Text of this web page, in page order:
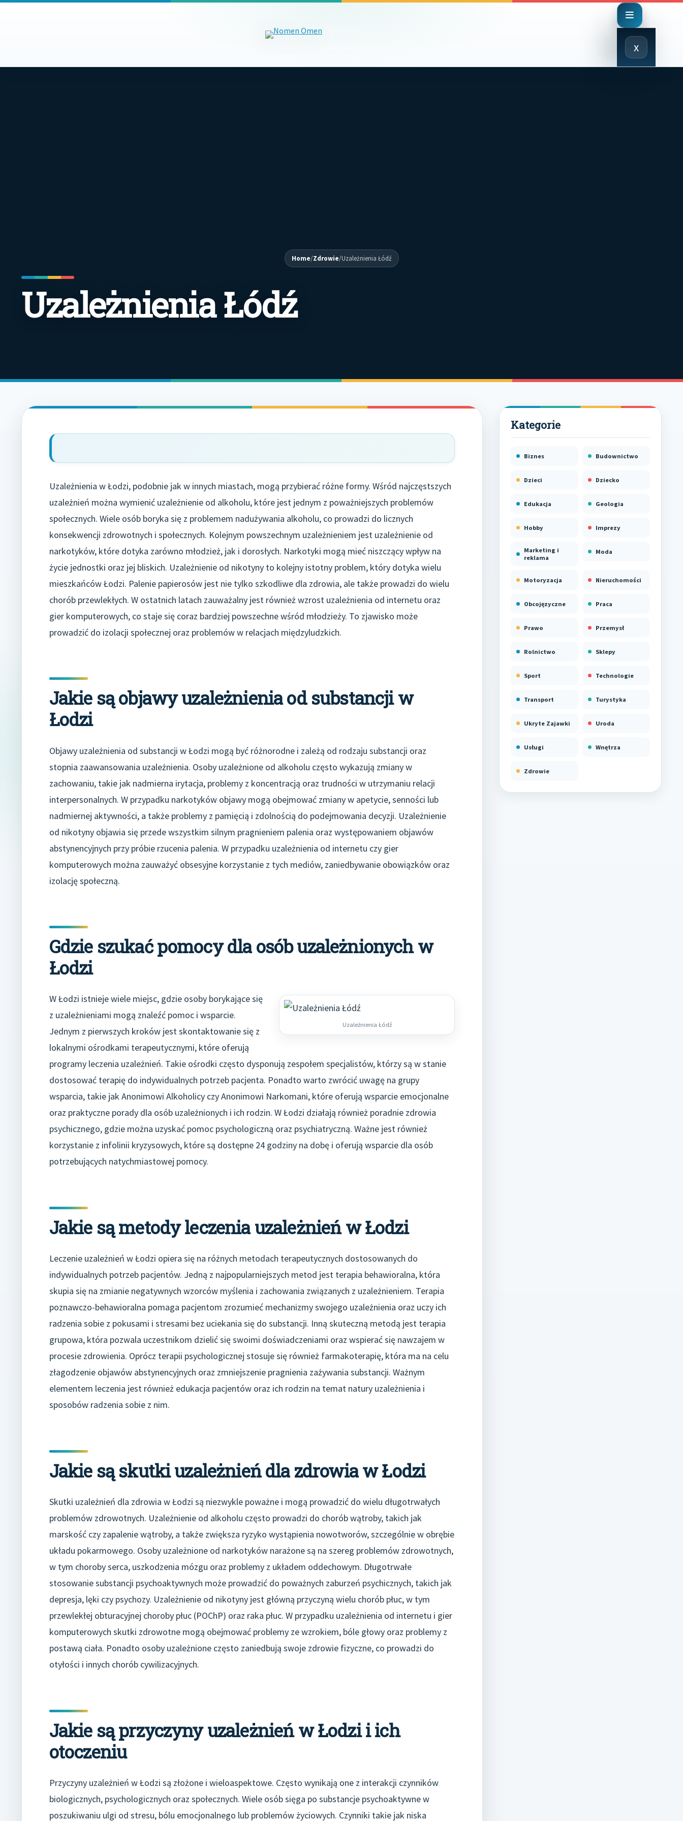
x
Close
Menu
Home/Zdrowie/Uzależnienia Łódź
Uzależnienia Łódź
Uzależnienia w Łodzi, podobnie jak w innych miastach, mogą przybierać różne formy. Wśród najczęstszych
uzależnień można wymienić uzależnienie od alkoholu, które jest jednym z poważniejszych problemów
społecznych. Wiele osób boryka się z problemem nadużywania alkoholu, co prowadzi do licznych
konsekwencji zdrowotnych i społecznych. Kolejnym powszechnym uzależnieniem jest uzależnienie od
narkotyków, które dotyka zarówno młodzież, jak i dorosłych. Narkotyki mogą mieć niszczący wpływ na
życie jednostki oraz jej bliskich. Uzależnienie od nikotyny to kolejny istotny problem, który dotyka wielu
mieszkańców Łodzi. Palenie papierosów jest nie tylko szkodliwe dla zdrowia, ale także prowadzi do wielu
chorób przewlekłych. W ostatnich latach zauważalny jest również wzrost uzależnienia od internetu oraz
gier komputerowych, co staje się coraz bardziej powszechne wśród młodzieży. To zjawisko może
prowadzić do izolacji społecznej oraz problemów w relacjach międzyludzkich.
Jakie są objawy uzależnienia od substancji w
Łodzi
Objawy uzależnienia od substancji w Łodzi mogą być różnorodne i zależą od rodzaju substancji oraz
stopnia zaawansowania uzależnienia. Osoby uzależnione od alkoholu często wykazują zmiany w
zachowaniu, takie jak nadmierna irytacja, problemy z koncentracją oraz trudności w utrzymaniu relacji
interpersonalnych. W przypadku narkotyków objawy mogą obejmować zmiany w apetycie, senności lub
nadmiernej aktywności, a także problemy z pamięcią i zdolnością do podejmowania decyzji. Uzależnienie
od nikotyny objawia się przede wszystkim silnym pragnieniem palenia oraz występowaniem objawów
abstynencyjnych przy próbie rzucenia palenia. W przypadku uzależnienia od internetu czy gier
komputerowych można zauważyć obsesyjne korzystanie z tych mediów, zaniedbywanie obowiązków oraz
izolację społeczną.
Gdzie szukać pomocy dla osób uzależnionych w
Łodzi
Uzależnienia Łódź
W Łodzi istnieje wiele miejsc, gdzie osoby borykające się
z uzależnieniami mogą znaleźć pomoc i wsparcie.
Jednym z pierwszych kroków jest skontaktowanie się z
lokalnymi ośrodkami terapeutycznymi, które oferują
programy leczenia uzależnień. Takie ośrodki często dysponują zespołem specjalistów, którzy są w stanie
dostosować terapię do indywidualnych potrzeb pacjenta. Ponadto warto zwrócić uwagę na grupy
wsparcia, takie jak Anonimowi Alkoholicy czy Anonimowi Narkomani, które oferują wsparcie emocjonalne
oraz praktyczne porady dla osób uzależnionych i ich rodzin. W Łodzi działają również poradnie zdrowia
psychicznego, gdzie można uzyskać pomoc psychologiczną oraz psychiatryczną. Ważne jest również
korzystanie z infolinii kryzysowych, które są dostępne 24 godziny na dobę i oferują wsparcie dla osób
potrzebujących natychmiastowej pomocy.
Jakie są metody leczenia uzależnień w Łodzi
Leczenie uzależnień w Łodzi opiera się na różnych metodach terapeutycznych dostosowanych do
indywidualnych potrzeb pacjentów. Jedną z najpopularniejszych metod jest terapia behawioralna, która
skupia się na zmianie negatywnych wzorców myślenia i zachowania związanych z uzależnieniem. Terapia
poznawczo-behawioralna pomaga pacjentom zrozumieć mechanizmy swojego uzależnienia oraz uczy ich
radzenia sobie z pokusami i stresami bez uciekania się do substancji. Inną skuteczną metodą jest terapia
grupowa, która pozwala uczestnikom dzielić się swoimi doświadczeniami oraz wspierać się nawzajem w
procesie zdrowienia. Oprócz terapii psychologicznej stosuje się również farmakoterapię, która ma na celu
złagodzenie objawów abstynencyjnych oraz zmniejszenie pragnienia zażywania substancji. Ważnym
elementem leczenia jest również edukacja pacjentów oraz ich rodzin na temat natury uzależnienia i
sposobów radzenia sobie z nim.
Jakie są skutki uzależnień dla zdrowia w Łodzi
Skutki uzależnień dla zdrowia w Łodzi są niezwykle poważne i mogą prowadzić do wielu długotrwałych
problemów zdrowotnych. Uzależnienie od alkoholu często prowadzi do chorób wątroby, takich jak
marskość czy zapalenie wątroby, a także zwiększa ryzyko wystąpienia nowotworów, szczególnie w obrębie
układu pokarmowego. Osoby uzależnione od narkotyków narażone są na szereg problemów zdrowotnych,
w tym choroby serca, uszkodzenia mózgu oraz problemy z układem oddechowym. Długotrwałe
stosowanie substancji psychoaktywnych może prowadzić do poważnych zaburzeń psychicznych, takich jak
depresja, lęki czy psychozy. Uzależnienie od nikotyny jest główną przyczyną wielu chorób płuc, w tym
przewlekłej obturacyjnej choroby płuc (POChP) oraz raka płuc. W przypadku uzależnienia od internetu i gier
komputerowych skutki zdrowotne mogą obejmować problemy ze wzrokiem, bóle głowy oraz problemy z
postawą ciała. Ponadto osoby uzależnione często zaniedbują swoje zdrowie fizyczne, co prowadzi do
otyłości i innych chorób cywilizacyjnych.
Jakie są przyczyny uzależnień w Łodzi i ich
otoczeniu
Przyczyny uzależnień w Łodzi są złożone i wieloaspektowe. Często wynikają one z interakcji czynników
biologicznych, psychologicznych oraz społecznych. Wiele osób sięga po substancje psychoaktywne w
poszukiwaniu ulgi od stresu, bólu emocjonalnego lub problemów życiowych. Czynniki takie jak niska
Biznes Budownictwo
Dzieci Dziecko
Edukacja Geologia
Hobby Imprezy
Marketing i
reklama
Moda
Motoryzacja Nieruchomości
Obcojęzyczne Praca
Prawo Przemysł
Rolnictwo Sklepy
Sport Technologie
Transport Turystyka
Ukryte Zajawki Uroda
Usługi Wnętrza
Zdrowie